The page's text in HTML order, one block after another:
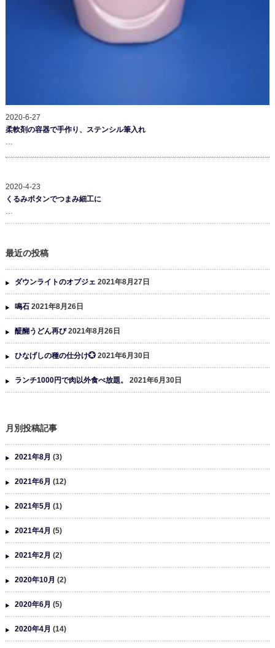
2020-6-27
柔軟剤の容器で手作り、ステンシル筆入れ
2020-4-23
くるみボタンでつまみ細工に
最近の投稿
ダウンライトのオブジェ 2021年8月27日
鳴石 2021年8月26日
醍醐うどん再び 2021年8月26日
ひなげしの種の仕分け💮 2021年6月30日
ランチ1000円で肉以外食べ放題。 2021年6月30日
月別投稿記事
2021年8月 (3)
2021年6月 (12)
2021年5月 (1)
2021年4月 (5)
2021年2月 (2)
2020年10月 (2)
2020年6月 (5)
2020年4月 (14)